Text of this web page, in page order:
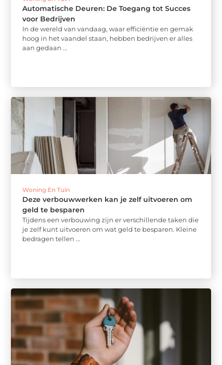
Automatische Deuren: De Toegang tot Succes
voor Bedrijven
In de wereld van vandaag, waar efficiëntie en gemak
hoog in het vaandel staan, hebben bedrijven er alles
aan gedaan ...
Woning En Tuin
Deze verbouwwerken kan je zelf uitvoeren om
geld te besparen
Tijdens een verbouwing zijn er verschillende taken die
je zelf kunt uitvoeren om wat geld te besparen. Kleine
bedragen tellen ...